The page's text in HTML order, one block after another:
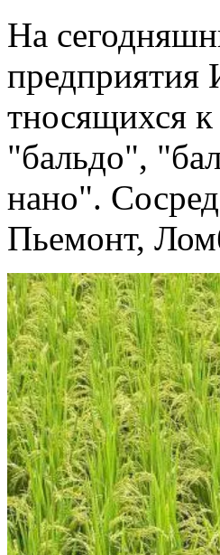
На
предприятия
тносящихся к
"бальдо",
нано".
Пьемонт,